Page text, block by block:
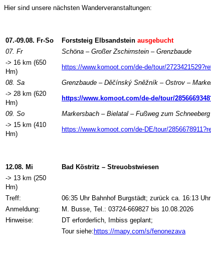
Hier sind unsere nächsten Wanderveranstaltungen:
07.-09.08. Fr-So Forststeig Elbsandstein ausgebucht
07. Fr
Schöna – Großer Zschirnstein – Grenzbaude
-> 16 km (650
Hm)
https://www.komoot.com/de-de/tour/
08. Sa Grenzbaude – Děčínský Sněžník – Ostrov –
-> 28 km (620
Hm)
https://www.komoot.com/de-de/tour/
09. So Markersbach –Bielatal –Fußweg zum Schneeberg
-> 15 km (410
Hm)
https://www.komoot.com/de-DE/tour/
12.08. Mi
Bad Köstritz – Streuobstwiesen
-> 13 km (250
Hm)
Treff:
06:35 Uhr Bahnhof Burgstädt; zurück ca. 16:13 Uhr
Anmeldung:
M. Busse, Tel.: 03724-669827 bis 10.08.2026
Hinweise:
DT erforderlich, Imbiss geplant;
Tour siehe: https://mapy.com/s/fenonezava